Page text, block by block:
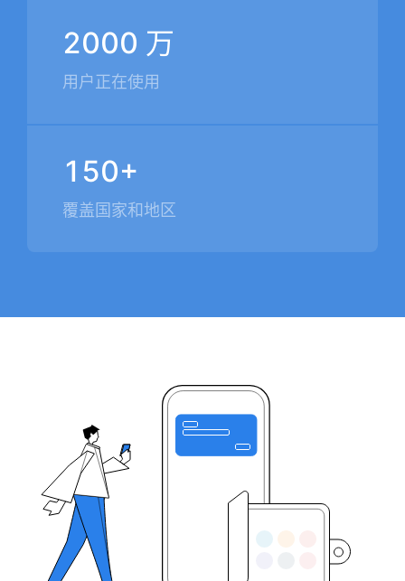
2000 万
用户正在使用
150+
覆盖国家和地区